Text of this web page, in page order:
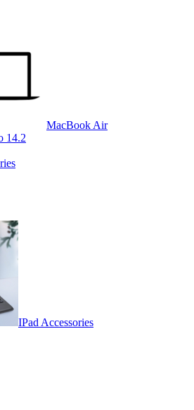
MacBook Air
14.2
IPad Accessories